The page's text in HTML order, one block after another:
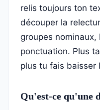
relis toujours ton
découper la
groupes nominaux,
ponctuation. Plus
plus tu fais baisser
Qu'est-ce qu'une